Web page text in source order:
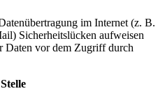
im Internet (z. B.
Sicherheitslücken aufweisen
Daten vor dem Zugriff durch